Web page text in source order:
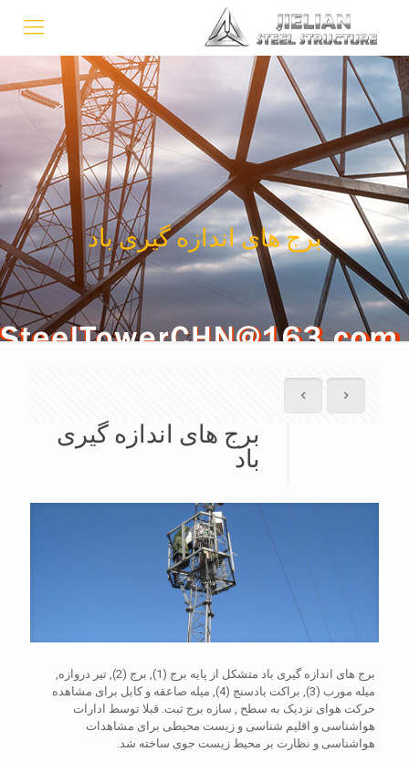
برج های اندازه گیری باد
برج های اندازه گیری
باد
برج های اندازه گیری باد متشکل از پایه برج (1), برج (2), تیر دروازه,
میله مورب (3), براکت بادسنج (4), میله صاعقه و کابل برای مشاهده
حرکت هوای نزدیک به سطح , سازه برج ثبت. قبلا توسط ادارات
هواشناسی و اقلیم شناسی و زیست محیطی برای مشاهدات
هواشناسی و نظارت بر محیط زیست جوی ساخته شد.